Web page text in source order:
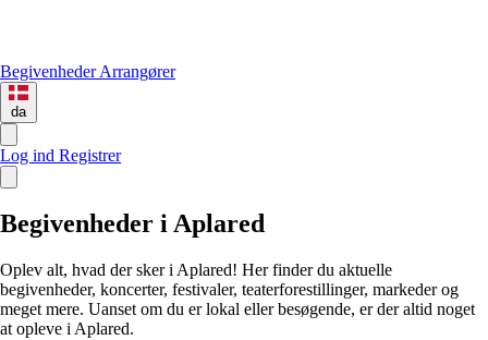
BegivenhederArrangører
da
Log ind Registrer
Begivenheder i Aplared
Oplev alt, hvad der sker i Aplared! Her finder du aktuelle
begivenheder, koncerter, festivaler, teaterforestillinger, markeder og
meget mere. Uanset om du er lokal eller besøgende, er der altid noget
at opleve i Aplared.